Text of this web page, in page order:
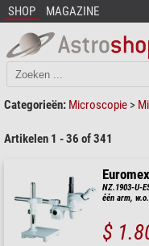
SHOP MAGAZINE
Categorieën: Microscopie >
Artikelen 1 - 36 of 341
Euromex
NZ.1903-U-
één arm,
$